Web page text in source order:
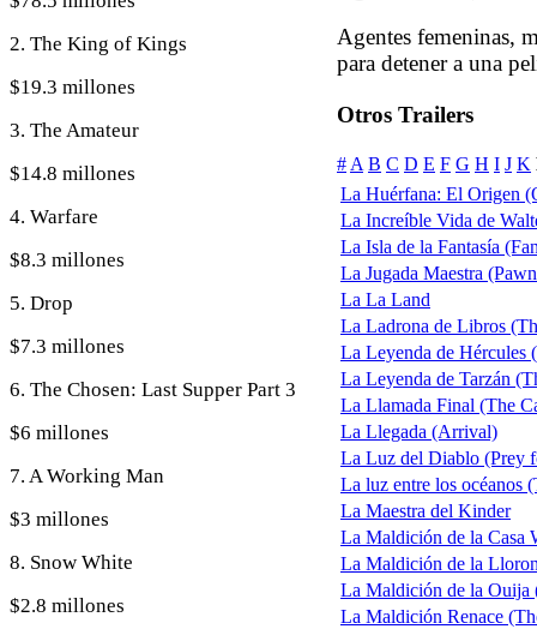
2. The King of Kings
$19.3 millones
3. The Amateur
$14.8 millones
4. Warfare
$8.3 millones
5. Drop
$7.3 millones
6. The Chosen: Last Supper Part 3
$6 millones
7. A Working Man
$3 millones
8. Snow White
$2.8 millones
Agentes femeninas,
para detener a una
Otros Trailers
# A B C D E F G H I J K
La Huérfana: El Origen
La Increíble Vida de
La Isla de la Fantasía
La Jugada Maestra
La La Land
La Ladrona de Libros
La Leyenda de Hércules
La Leyenda de Tarzán
La Llamada Final (The
La Llegada (Arrival)
La Luz del Diablo (Prey
La luz entre los océanos
La Maestra del Kinder
La Maldición de la Casa
La Maldición de la
La Maldición de la Ouija
La Maldición Renace